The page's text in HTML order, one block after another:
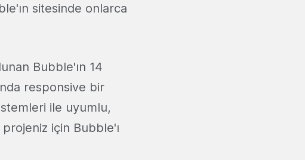
sitesinde onlarca
Bubble'ın 14
responsive bir
ile uyumlu,
için Bubble'ı